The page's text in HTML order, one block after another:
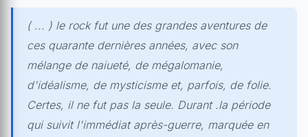
( ... ) le rock fut une des grandes aventures de
ces quarante dernières années, avec son
mélange de naiueté, de mégalomanie,
d'idéalisme, de mysticisme et, parfois, de folie.
Certes, il ne fut pas la seule. Durant .la période
qui suivit l'immédiat après-guerre, marquée en